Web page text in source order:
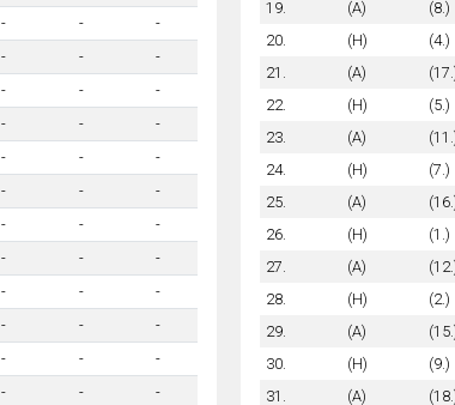
- -
-
- -
-
- -
-
- -
-
- -
-
- -
-
- -
-
- -
-
- -
-
- -
-
- -
-
- - -
19.
(A) (8.)
20.
(H) (4.)
21.
(A)
22.
(H) (5.)
23.
(A)
24.
(H) (7.)
25.
(A)
26.
(H) (1.)
27.
(A)
28.
(H) (2.)
29.
(A)
30.
(H) (9.)
31.
(A)